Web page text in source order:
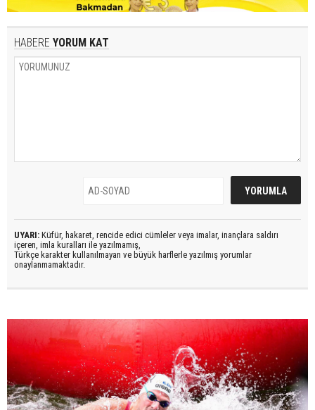
HABERE YORUM KAT
UYARI: Küfür, hakaret, rencide edici cümleler veya imalar, inançlara saldırı
içeren, imla kuralları ile yazılmamış,
Türkçe karakter kullanılmayan ve büyük harflerle yazılmış yorumlar
onaylanmamaktadır.